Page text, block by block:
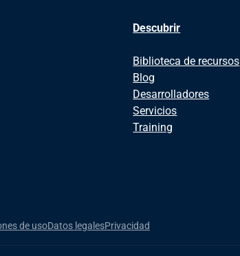
Descubrir
Biblioteca de recursos
Blog
Desarrolladores
Servicios
Training
de usoDatos legalesPrivacidad